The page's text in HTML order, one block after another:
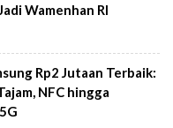
Wamenhan RI
Rp2 Jutaan Terbaik:
NFC hingga